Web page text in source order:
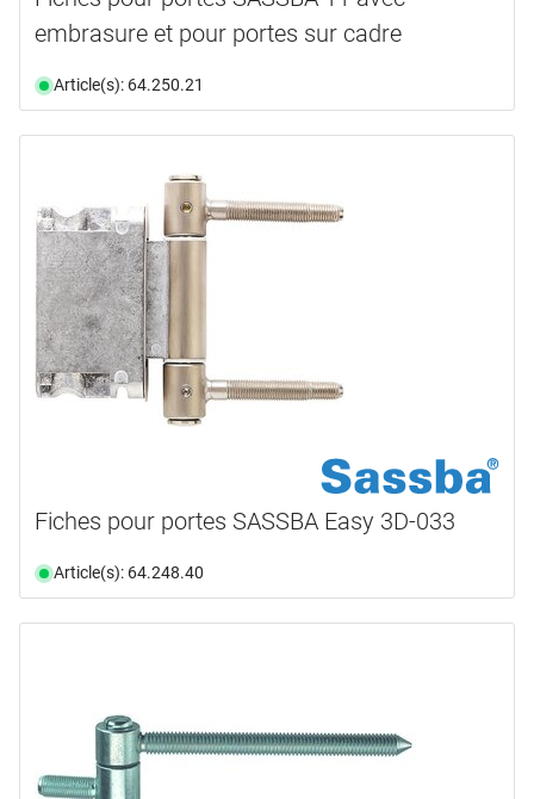
embrasure et pour portes sur cadre
Article(s): 64.250.21
Fiches pour portes SASSBA Easy 3D-033
Article(s): 64.248.40